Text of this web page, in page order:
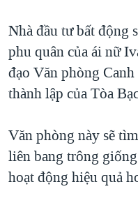
Nhà đầu tư bất động
phu quân của ái nữ
đạo Văn phòng
thành lập của Tòa
Văn phòng này sẽ
liên bang trông
hoạt động hiệu quả